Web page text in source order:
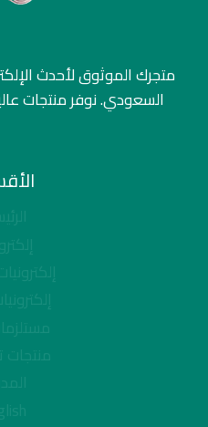
متجرك الموثوق لأحدث
السعودي. نوفر منتجات
منتجات